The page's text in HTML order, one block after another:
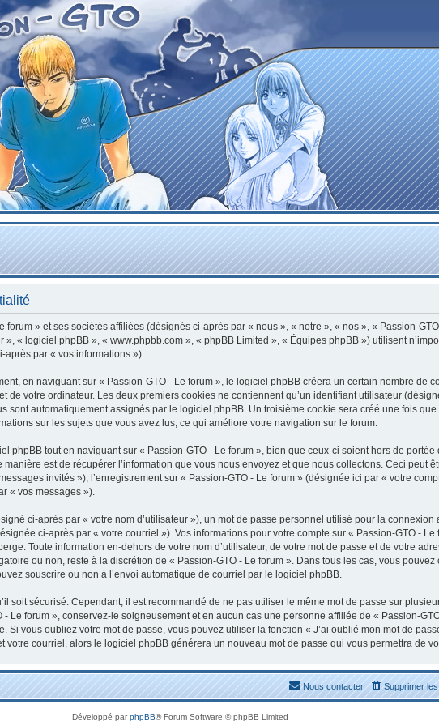
» et ses sociétés affiliées (désignés ci-après par « nous », « notre », « nos », « Passion-
« logiciel phpBB », « www.phpbb.com », « phpBB Limited », « Équipes phpBB ») utilisent
après par « vos informations »).
en naviguant sur « Passion-GTO - Le forum », le logiciel phpBB créera un certain nombre de
de votre ordinateur. Les deux premiers cookies ne contiennent qu’un identifiant utilisateur
sont automatiquement assignés par le logiciel phpBB. Un troisième cookie sera créé une fois
sur les sujets que vous avez lus, ce qui améliore votre navigation sur le forum.
phpBB tout en naviguant sur « Passion-GTO - Le forum », bien que ceux-ci soient hors de
est de récupérer l’information que vous nous envoyez et que nous collectons. Ceci peut
invités »), l’enregistrement sur « Passion-GTO - Le forum » (désignée ici par « votre
« vos messages »).
ci-après par « votre nom d’utilisateur »), un mot de passe personnel utilisé pour la
ci-après par « votre courriel »). Vos informations pour votre compte sur « Passion-GTO -
Toute information en-dehors de votre nom d’utilisateur, de votre mot de passe et de votre
ou non, reste à la discrétion de « Passion-GTO - Le forum ». Dans tous les cas, vous
souscrire ou non à l’envoi automatique de courriel par le logiciel phpBB.
soit sécurisé. Cependant, il est recommandé de ne pas utiliser le même mot de passe sur
Le forum », conservez-le soigneusement et en aucun cas une personne affiliée de « Passion-
Si vous oubliez votre mot de passe, vous pouvez utiliser la fonction « J’ai oublié mon mot de
votre courriel, alors le logiciel phpBB générera un nouveau mot de passe qui vous permettra de
Supprimer
Nous contacter
Développé parphpBB® Forum Software © phpBB Limited